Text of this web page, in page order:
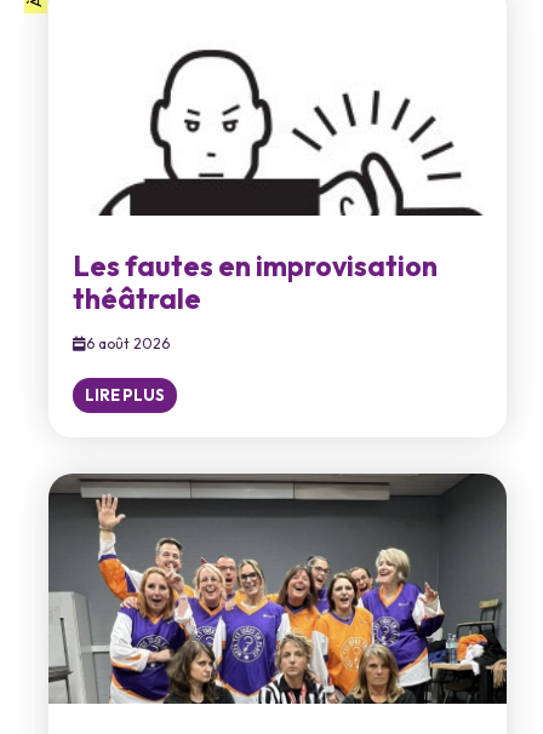
Les fautes en improvisation
théâtrale
6 août 2026
LIRE PLUS